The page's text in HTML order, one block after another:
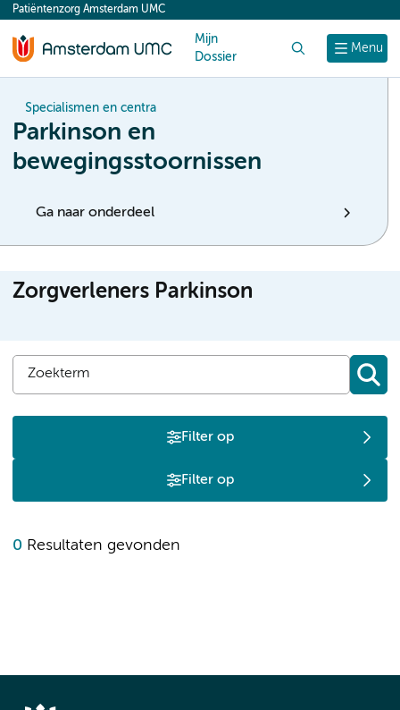
content
Menu
Patiëntenzorg Amsterdam UMC
Mijn
Dossier
Specialismen en centra
Parkinson en
bewegingsstoornissen
Ga naar onderdeel
Zorgverleners Parkinson
Filter op
Filter op
0 Resultaten gevonden